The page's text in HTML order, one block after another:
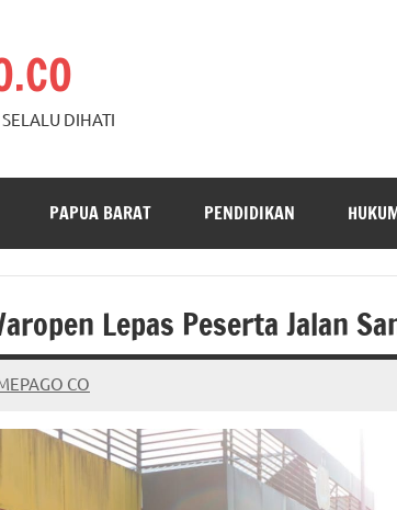
DIHATI
PAPUA BARAT PENDIDIKAN
Lepas Peserta Jalan
CO